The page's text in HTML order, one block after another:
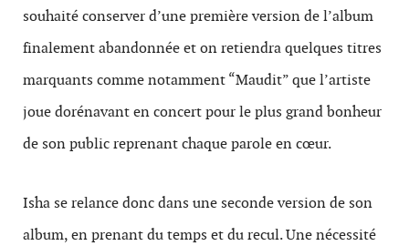
souhaité conserver d’une première version de l’album
finalement abandonnée et on retiendra quelques titres
marquants comme notamment “Maudit” que l’artiste
joue dorénavant en concert pour le plus grand bonheur
de son public reprenant chaque parole en cœur.
Isha se relance donc dans une seconde version de son
album, en prenant du temps et du recul. Une nécessité